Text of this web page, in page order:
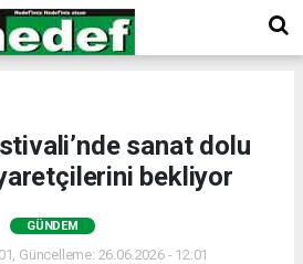
sanat dolu
bekliyor
GÜNDEM
Güncelleme: 26.06.2026 - 12:01